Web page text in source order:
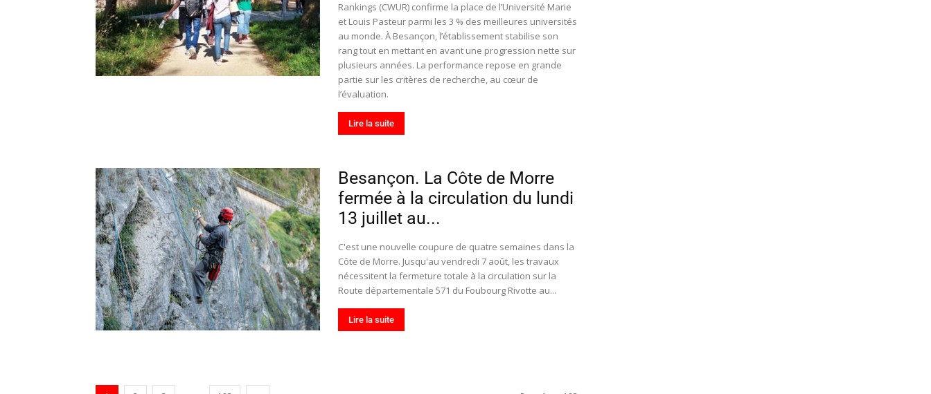
Rankings (CWUR) confirme la place de l’Université Marie
et Louis Pasteur parmi les 3 % des meilleures universités
au monde. À Besançon, l’établissement stabilise son
rang tout en mettant en avant une progression nette sur
plusieurs années. La performance repose en grande
partie sur les critères de recherche, au cœur de
l’évaluation.
Lire la suite
Besançon. La Côte de Morre
fermée à la circulation du lundi
13 juillet au...
C'est une nouvelle coupure de quatre semaines dans la
Côte de Morre. Jusqu'au vendredi 7 août, les travaux
nécessitent la fermeture totale à la circulation sur la
Route départementale 571 du Foubourg Rivotte au...
Lire la suite